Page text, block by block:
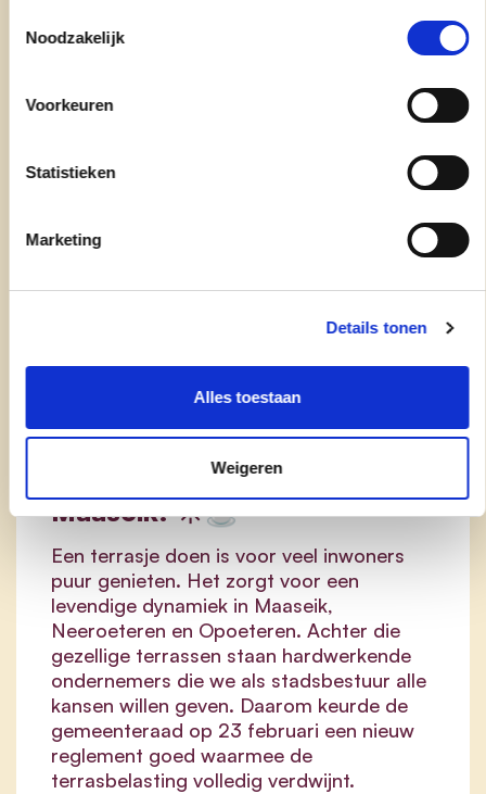
Noodzakelijk
Voorkeuren
Statistieken
Marketing
Details tonen
Alles toestaan
Weigeren
Ruimte voor ontmoeting:
vanaf nu geen
terrasbelasting meer in
Maaseik! ☀️☕
25/02/26
Een terrasje doen is voor veel inwoners
puur genieten. Het zorgt voor een
levendige dynamiek in Maaseik,
Neeroeteren en Opoeteren. Achter die
gezellige terrassen staan hardwerkende
ondernemers die we als stadsbestuur alle
kansen willen geven. Daarom keurde de
gemeenteraad op 23 februari een nieuw
reglement goed waarmee de
terrasbelasting volledig verdwijnt.